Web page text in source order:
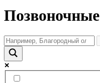
Позвоночные